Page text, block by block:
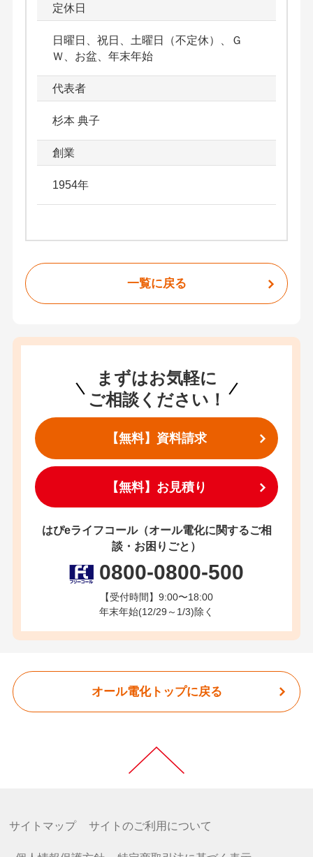
定休日
日曜日、祝日、土曜日（不定休）、Ｇ
Ｗ、お盆、年末年始
代表者
杉本 典子
創業
1954年
一覧に戻る
まずはお気軽に
ご相談ください！
【無料】資料請求
【無料】お見積り
はぴeライフコール（オール電化に関するご相
談・お困りごと）
0800-0800-500
【受付時間】9:00〜18:00
年末年始(12/29～1/3)除く
オール電化トップに戻る
サイトマップ サイトのご利用について